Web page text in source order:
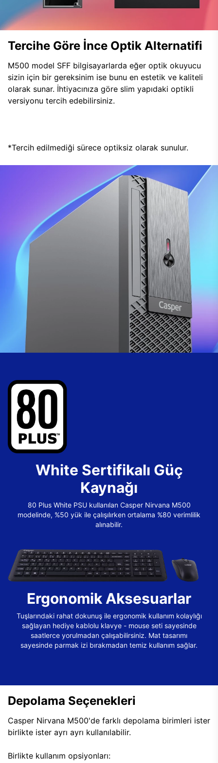
Tercihe Göre İnce Optik Alternatifi
M500 model SFF bilgisayarlarda eğer optik okuyucu
sizin için bir gereksinim ise bunu en estetik ve kaliteli
olarak sunar. İhtiyacınıza göre slim yapıdaki optikli
versiyonu tercih edebilirsiniz.
*Tercih edilmediği sürece optiksiz olarak sunulur.
White Sertifikalı Güç
Kaynağı
80 Plus White PSU kullanılan Casper Nirvana M500
modelinde, %50 yük ile çalışılırken ortalama %80 verimlilik
alınabilir.
Ergonomik Aksesuarlar
Tuşlarındaki rahat dokunuş ile ergonomik kullanım kolaylığı
sağlayan hediye kablolu klavye - mouse seti sayesinde
saatlerce yorulmadan çalışabilirsiniz. Mat tasarımı
sayesinde parmak izi bırakmadan temiz kullanım sağlar.
Depolama Seçenekleri
Casper Nirvana M500'de farklı depolama birimleri ister
birlikte ister ayrı ayrı kullanılabilir.
Birlikte kullanım opsiyonları: